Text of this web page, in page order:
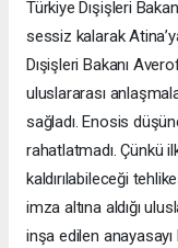
Türkiye Dışişleri
sessiz kalarak
Dışişleri Bakanı
uluslararası
sağladı. Enosis
rahatlatmadı. Çünkü
kaldırılabileceği
imza altına aldığı
inşa edilen